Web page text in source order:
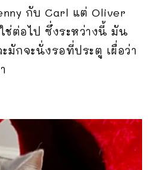
กับ Carl แต่ Oliver
ต่อไป ซึ่งระหว่างนี้ มัน
มักจะนั่งรอที่ประตู เผื่อว่า